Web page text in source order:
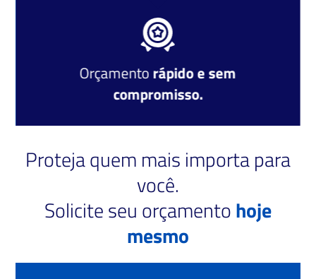
Orçamentorápido e sem
compromisso.
Proteja quem mais importa para
você.
Solicite seu orçamentohoje
mesmo